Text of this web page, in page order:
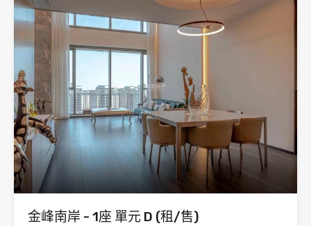
金峰南岸 - 1座 單元 D (租/售)